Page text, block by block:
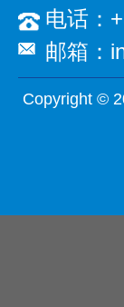
电话：
邮箱：
Copyright ©